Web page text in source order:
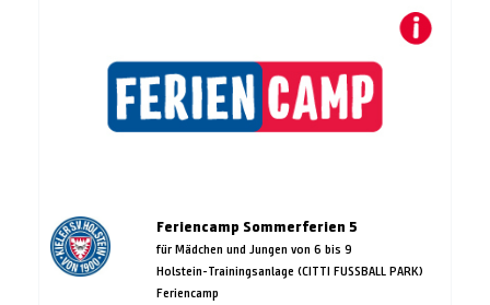
Feriencamp Sommerferien 5
für Mädchen und Jungen von 6 bis 9
Holstein-Trainingsanlage (CITTI FUSSBALL PARK)
Feriencamp